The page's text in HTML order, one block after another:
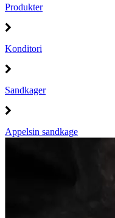
Produkter
Konditori
Sandkager
Appelsin sandkage